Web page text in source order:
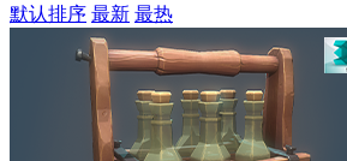
默认排序 最新 最热